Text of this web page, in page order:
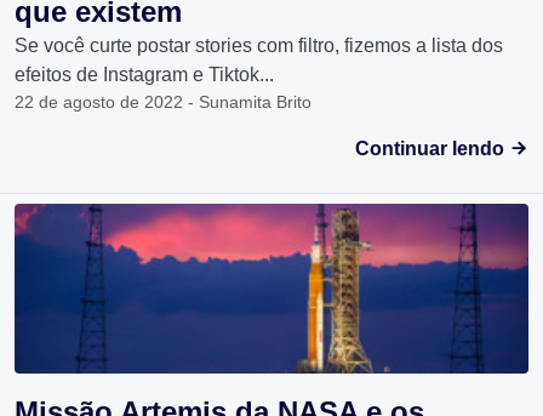
que existem
Se você curte postar stories com filtro, fizemos a lista dos
efeitos de Instagram e Tiktok...
22 de agosto de 2022 - Sunamita Brito
Continuar lendo